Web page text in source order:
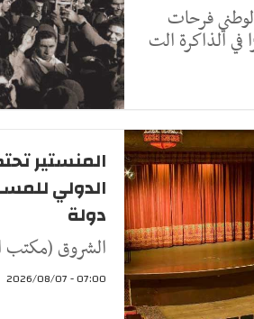
فرحات
المنستير
دولة
الشروق (مكتب
07:00 - 2026/08/07